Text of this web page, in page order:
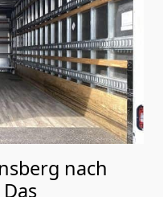
nach